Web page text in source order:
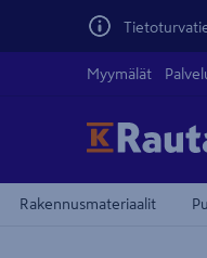
Myymälät
Rakennusmateriaalit